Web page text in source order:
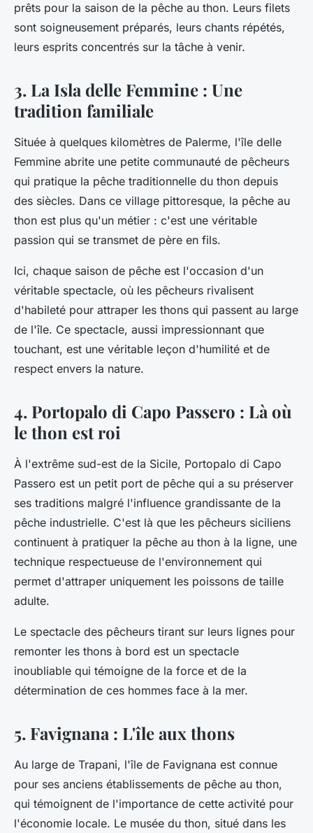
prêts pour la saison de la pêche au thon. Leurs filets
sont soigneusement préparés, leurs chants répétés,
leurs esprits concentrés sur la tâche à venir.
3. La Isla delle Femmine : Une
tradition familiale
Située à quelques kilomètres de Palerme, l'île delle
Femmine abrite une petite communauté de pêcheurs
qui pratique la pêche traditionnelle du thon depuis
des siècles. Dans ce village pittoresque, la pêche au
thon est plus qu'un métier : c'est une véritable
passion qui se transmet de père en fils.
Ici, chaque saison de pêche est l'occasion d'un
véritable spectacle, où les pêcheurs rivalisent
d'habileté pour attraper les thons qui passent au large
de l'île. Ce spectacle, aussi impressionnant que
touchant, est une véritable leçon d'humilité et de
respect envers la nature.
4. Portopalo di Capo Passero : Là où
le thon est roi
À l'extrême sud-est de la Sicile, Portopalo di Capo
Passero est un petit port de pêche qui a su préserver
ses traditions malgré l'influence grandissante de la
pêche industrielle. C'est là que les pêcheurs siciliens
continuent à pratiquer la pêche au thon à la ligne, une
technique respectueuse de l'environnement qui
permet d'attraper uniquement les poissons de taille
adulte.
Le spectacle des pêcheurs tirant sur leurs lignes pour
remonter les thons à bord est un spectacle
inoubliable qui témoigne de la force et de la
détermination de ces hommes face à la mer.
5. Favignana : L'île aux thons
Au large de Trapani, l'île de Favignana est connue
pour ses anciens établissements de pêche au thon,
qui témoignent de l'importance de cette activité pour
l'économie locale. Le musée du thon, situé dans les